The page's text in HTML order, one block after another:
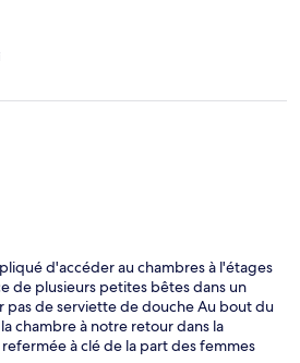
d'accéder au chambres à l'étages
de plusieurs petites bêtes dans un
pas de serviette de douche Au bout du
chambre à notre retour dans la
à clé de la part des femmes